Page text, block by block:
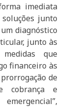
imediata
junto
diagnóstico
junto às
que
financeiro às
de
cobrança e